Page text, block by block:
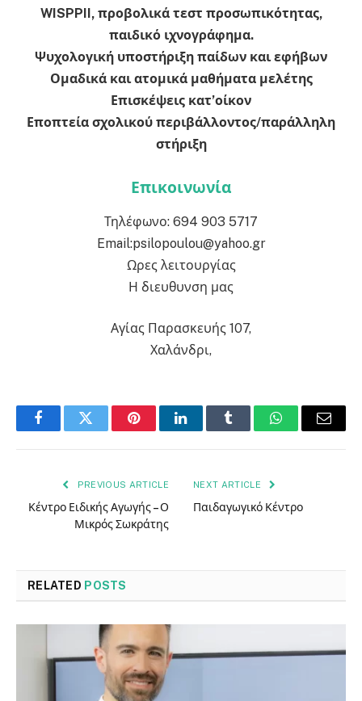
WISPPII, προβολικά τεστ προσωπικότητας,
παιδικό ιχνογράφημα.
Ψυχολογική υποστήριξη παίδων και εφήβων
Ομαδικά και ατομικά μαθήματα μελέτης
Επισκέψεις κατ’οίκον
Εποπτεία σχολικού περιβάλλοντος/παράλληλη
στήριξη
Επικοινωνία
Τηλέφωνο: 694 903 5717
Email:psilopoulou@yahoo.gr
Ωρες λειτουργίας
Η διευθυνση μας
Αγίας Παρασκευής 107,
Χαλάνδρι,
FacebookTwitter PinterestLinkedInTumblr WhatsAppEmail
PREVIOUS ARTICLE
Κέντρο Ειδικής Αγωγής – Ο
Μικρός Σωκράτης
NEXT ARTICLE
Παιδαγωγικό Κέντρο
RELATED POSTS